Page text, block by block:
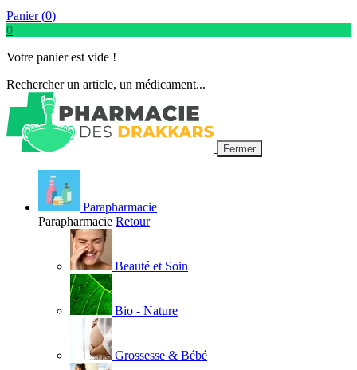
Panier (0)
0
Votre panier est vide !
Rechercher un article, un médicament...
Fermer
Parapharmacie
Parapharmacie Retour
Beauté et Soin
Bio - Nature
Grossesse & Bébé